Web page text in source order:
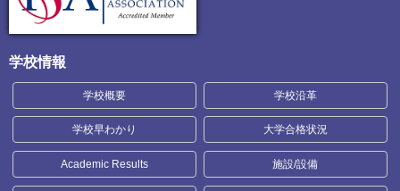
学校情報
学校概要 学校沿革
学校早わかり 大学合格状況
Academic Results 施設/設備